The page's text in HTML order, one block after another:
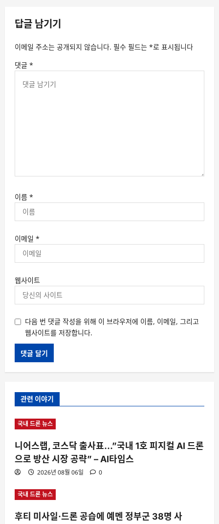
답글 남기기
이메일 주소는 공개되지 않습니다. 필수 필드는 *로 표시됩니다
댓글 *
이름 *
이메일 *
웹사이트
다음 번 댓글 작성을 위해 이 브라우저에 이름, 이메일, 그리고
웹사이트를 저장합니다.
관련 이야기
국내 드론 뉴스
니어스랩, 코스닥 출사표…”국내 1호 피지컬 AI 드론
으로 방산 시장 공략” – AI타임스
2026년 08월 06일 0
국내 드론 뉴스
후티 미사일·드론 공습에 예멘 정부군 38명 사